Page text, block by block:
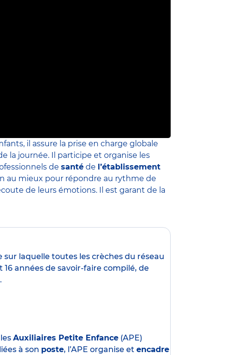
il assure la prise en charge globale
la journée. Il participe et organise les
de santé de l’établissement
au mieux pour répondre au rythme de
de leurs émotions. Il est garant de la
laquelle toutes les crèches du réseau
années de savoir-faire compilé, de
Auxiliaires Petite Enfance (APE)
à son poste, l’APE organise et encadre